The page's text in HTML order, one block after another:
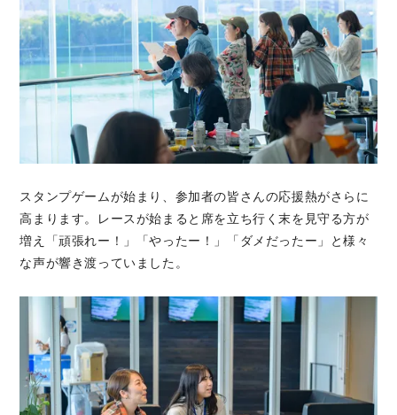
スタンプゲームが始まり、参加者の皆さんの応援熱がさらに
高まります。レースが始まると席を立ち行く末を見守る方が
増え「頑張れー！」「やったー！」「ダメだったー」と様々
な声が響き渡っていました。